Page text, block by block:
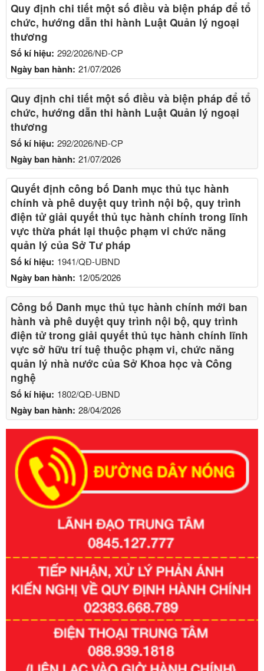
Số kí hiệu: 292/2026/NĐ-CP
Ngày ban hành: 21/07/2026
Quy định chi tiết một số điều và biện pháp để tổ
chức, hướng dẫn thi hành Luật Quản lý ngoại
thương
Số kí hiệu: 292/2026/NĐ-CP
Ngày ban hành: 21/07/2026
Quy định chi tiết một số điều và biện pháp để tổ
chức, hướng dẫn thi hành Luật Quản lý ngoại
thương
Số kí hiệu: 1941/QĐ-UBND
Ngày ban hành: 12/05/2026
Quyết định công bố Danh mục thủ tục hành
chính và phê duyệt quy trình nội bộ, quy trình
điện tử giải quyết thủ tục hành chính trong lĩnh
vực thừa phát lại thuộc phạm vi chức năng
quản lý của Sở Tư pháp
Số kí hiệu: 1802/QĐ-UBND
Ngày ban hành: 28/04/2026
Công bố Danh mục thủ tục hành chính mới ban
hành và phê duyệt quy trình nội bộ, quy trình
điện tử trong giải quyết thủ tục hành chính lĩnh
vực sở hữu trí tuệ thuộc phạm vi, chức năng
quản lý nhà nước của Sở Khoa học và Công
nghệ
Số kí hiệu:
351/2025/NĐ-CP